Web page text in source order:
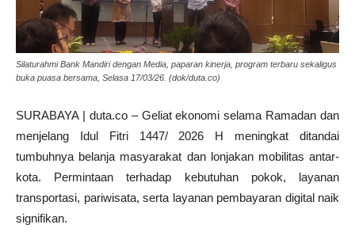
Silaturahmi Bank Mandiri dengan Media, paparan kinerja, program terbaru sekaligus
buka puasa bersama, Selasa 17/03/26. (dok/duta.co)
SURABAYA | duta.co – Geliat ekonomi selama Ramadan dan
menjelang Idul Fitri 1447/ 2026 H meningkat ditandai
tumbuhnya belanja masyarakat dan lonjakan mobilitas antar-
kota. Permintaan terhadap kebutuhan pokok, layanan
transportasi, pariwisata, serta layanan pembayaran digital naik
signifikan.